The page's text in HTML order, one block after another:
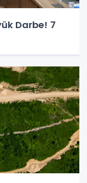
Darbe! 7